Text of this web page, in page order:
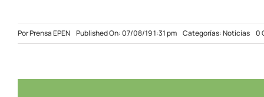
PorPrensa EPEN Published On: 07/08/19 1:31 pm Categorías:Noticias 0